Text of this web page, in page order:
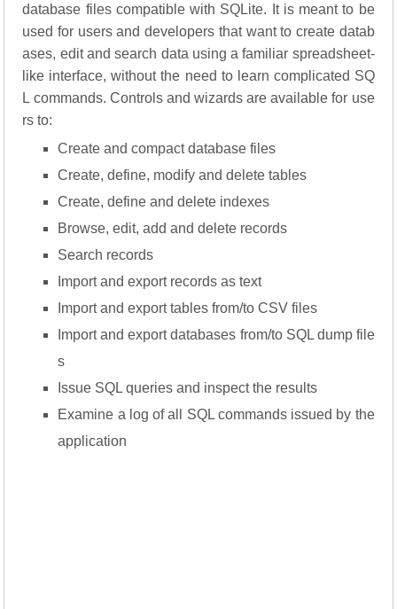
database files compatible with SQLite. It is meant to be
used for users and developers that want to create datab
ases, edit and search data using a familiar spreadsheet-
like interface, without the need to learn complicated SQ
L commands. Controls and wizards are available for use
rs to:
Create and compact database files
Create, define, modify and delete tables
Create, define and delete indexes
Browse, edit, add and delete records
Search records
Import and export records as text
Import and export tables from/to CSV files
Import and export databases from/to SQL dump file
s
Issue SQL queries and inspect the results
Examine a log of all SQL commands issued by the
application